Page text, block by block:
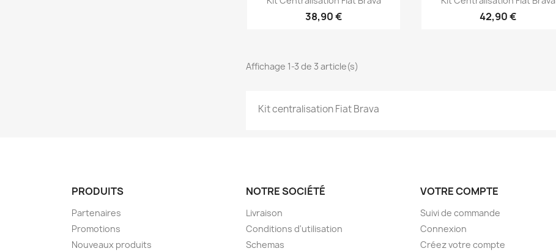
38,90 € 42,90 €
Affichage 1-3 de 3 article(s)
Kit centralisation Fiat Brava
PRODUITS
Partenaires
Promotions
Nouveaux produits
NOTRE SOCIÉTÉ
Livraison
Conditions d'utilisation
Schemas
VOTRE COMPTE
Suivi de commande
Connexion
Créez votre compte